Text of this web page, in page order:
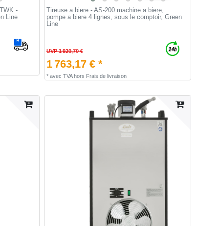
-
Line
Tireuse a biere - AS-200 machine a biere,
pompe a biere 4 lignes, sous le comptoir, Green
Line
UVP 1 920,70 €
1 763,17 € *
* avec TVAhors Frais de livraison